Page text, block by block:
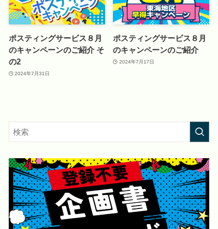
ポスティングサービス８月
のキャンペーンのご紹介 そ
の2
2024年7月31日
ポスティングサービス８月
のキャンペーンのご紹介
2024年7月17日